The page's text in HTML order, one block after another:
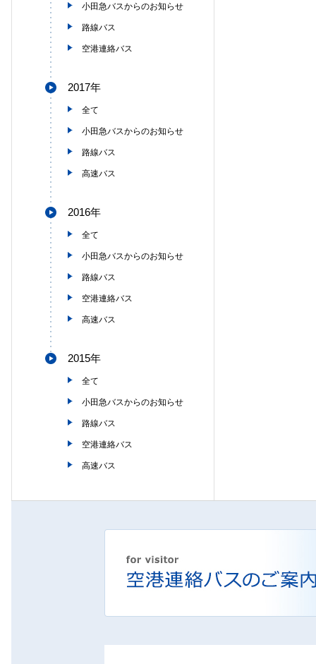
小田急バスからのお知らせ
路線バス
空港連絡バス
2017年
全て
小田急バスからのお知らせ
路線バス
高速バス
2016年
全て
小田急バスからのお知らせ
路線バス
空港連絡バス
高速バス
2015年
全て
小田急バスからのお知らせ
路線バス
空港連絡バス
高速バス